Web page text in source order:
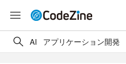
AI アプリケーション開発